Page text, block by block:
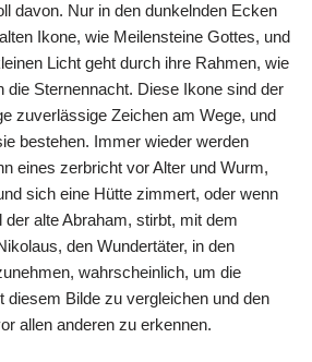
davon. Nur in den dunkelnden Ecken
Ikone, wie Meilensteine Gottes, und
Licht geht durch ihre Rahmen, wie
die Sternennacht. Diese Ikone sind der
zuverlässige Zeichen am Wege, und
bestehen. Immer wieder werden
eines zerbricht vor Alter und Wurm,
sich eine Hütte zimmert, oder wenn
alte Abraham, stirbt, mit dem
den Wundertäter, in den
wahrscheinlich, um die
diesem Bilde zu vergleichen und den
allen anderen zu erkennen.